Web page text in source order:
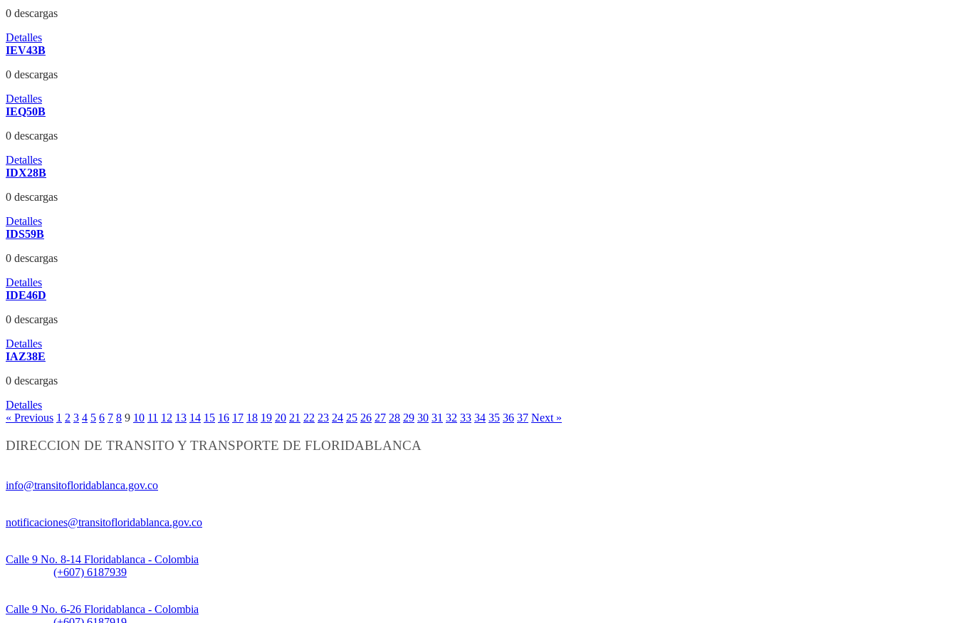
0 descargas
Detalles
IEV43B
0 descargas
Detalles
IEQ50B
0 descargas
Detalles
IDX28B
0 descargas
Detalles
IDS59B
0 descargas
Detalles
IDE46D
0 descargas
Detalles
IAZ38E
0 descargas
Detalles
« Previous 1 2 3 4 5 6 7 8 9 10 11 12 13 14 15 16 17 18 19 20 21 22 23 24 25 26 27 28 29 30 31 32 33 34 35 36 37 Next »
DIRECCION DE TRANSITO Y TRANSPORTE DE FLORIDABLANCA
info@transitofloridablanca.gov.co
notificaciones@transitofloridablanca.gov.co
Calle 9 No. 8-14 Floridablanca - Colombia
(+607) 6187939
Calle 9 No. 6-26 Floridablanca - Colombia